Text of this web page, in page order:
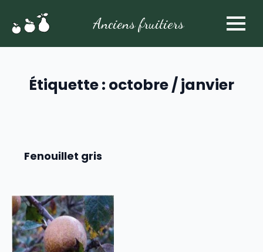
Anciens fruitiers
Étiquette : octobre / janvier
Fenouillet gris